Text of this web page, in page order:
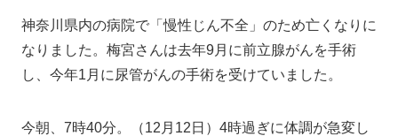
神奈川県内の病院で「慢性じん不全」のため亡くなりに
なりました。梅宮さんは去年9月に前立腺がんを手術
し、今年1月に尿管がんの手術を受けていました。
今朝、7時40分。（12月12日）4時過ぎに体調が急変し